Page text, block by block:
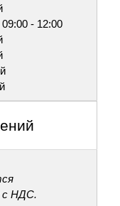
- 12:00
с НДС.